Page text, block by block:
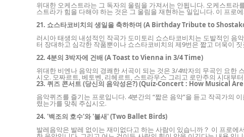
위대한 오케스트라는 그 독자의 울림을 가져서는 안됩니다. 오케스트
스트라가 힘을 다해야 하는 것은 그 울림을 재현하는 일입니다. 이 프로
21. 쇼스타코비치의 생일을 축하하며 (A Birthday Tribute to
러시아 태생의 내성적인 작곡가 도미토리 쇼스타코비치는 도발적인 음
터 장대하고 심각한 작품뿐이나 쇼스타코비치의 제9번은 짧고 더욱이
22. 4분의 3박자에 건배 (A Toast to Vienna in 3/4 Time)
위대한 비엔나 음악의 경쾌한 서곡이 되는 것은 3/4박자의 무곡인 요한
시오. 모짜르트, 베토벤, 리헤르트, 스트라우스 그리고 로만주의 시대부
23. 퀴즈 콘서트 (당신의 음악성은?) (Quiz-Concert : How Musical
음악퀴즈를 즐기는 프로입니다. 4분간의 “짧은 음악”을 듣고 작곡가의
렸는가를 맞춰 주십시오.
24. '백조의 호수'와 '불새' (Two Ballet Birds)
발레음악은 발레 없이는 재미없다고 하는 사람이 있습니까？ 이 프로에